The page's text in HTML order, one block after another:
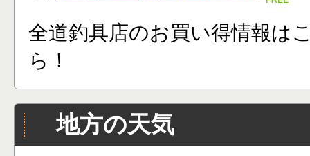
全道釣具店のお買い得情報は
ら！
地方の天気